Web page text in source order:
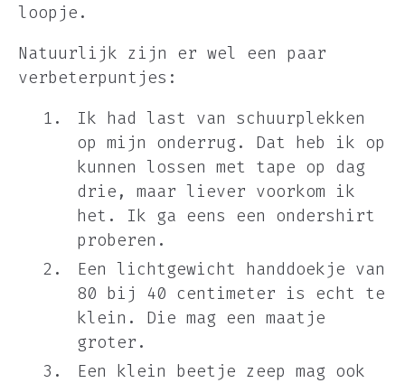
loopje.
Natuurlijk zijn er wel een paar
verbeterpuntjes:
Ik had last van schuurplekken
op mijn onderrug. Dat heb ik op
kunnen lossen met tape op dag
drie, maar liever voorkom ik
het. Ik ga eens een ondershirt
proberen.
Een lichtgewicht handdoekje van
80 bij 40 centimeter is echt te
klein. Die mag een maatje
groter.
Een klein beetje zeep mag ook